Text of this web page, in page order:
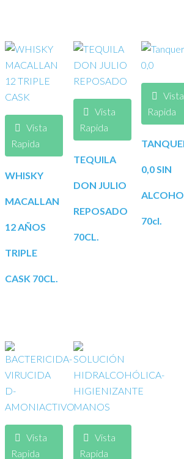
Vista
Rapida
WHISKY
MACALLAN
12 AÑOS
TRIPLE
CASK 70CL.
Vista
Rapida
TEQUILA
DON JULIO
REPOSADO
70CL.
Vista
Rapida
0,0 SIN
70cl.
Vista
Rapida
Vista
Rapida